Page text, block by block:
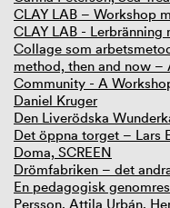
CLAY LAB – Workshop
CLAY LAB - Lerbränning
Collage som
method, then and now –
Community - A
Daniel Kruger
Den Liverödska
Det öppna torget – Lars
Doma, SCREEN
Drömfabriken – det
En pedagogisk
Persson, Attila Urbán,